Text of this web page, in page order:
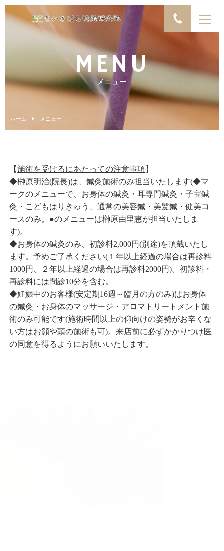
MENU
メニュー
ホーム メニュー
【施術を受けるにあたっての注意事項】
◆榊原明治(院長)は、鍼灸施術のみ担当いたします(◆マ
ークのメニューで、お身体の鍼灸・耳専門鍼灸・子宝鍼
灸・こどもはりきゅう、通常の美容鍼・美髪鍼・健美コ
ースのみ。●のメニューは榊原由里恵が担当いたしま
す)。
◆お身体の鍼灸のみ、初診料2,000円(別途)を頂戴いたし
ます。予めご了承ください(１年以上経過の場合は再診料
1000円、２年以上経過の場合は再診料2000円)。初診料・
再診料には問診10分を含む。
◆妊娠中のお客様(安定期16週～臨月の方のみ)はお身体
の鍼灸・お身体のマッサージ・アロマトリートメント施
術のみ可能です(施術時間以上の仰向けの姿勢がお辛くな
い方はお顔や頭の施術も可)。来店前に必ずかかりつけ医
の同意を得るようにお願いいたします。